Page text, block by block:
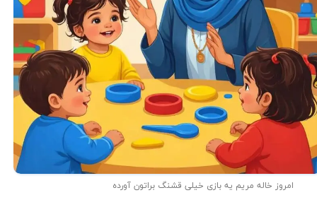
امروز خاله مریم یه بازی خیلی قشنگ براتون آورده